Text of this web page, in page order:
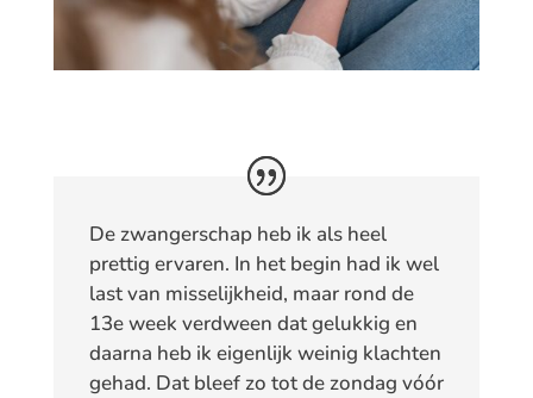
De zwangerschap heb ik als heel
prettig ervaren. In het begin had ik wel
last van misselijkheid, maar rond de
13e week verdween dat gelukkig en
daarna heb ik eigenlijk weinig klachten
gehad. Dat bleef zo tot de zondag vóór